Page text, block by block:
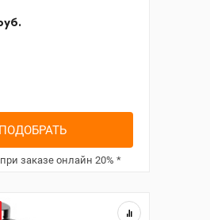
ПОДОБРАТЬ
заказе онлайн 20% *